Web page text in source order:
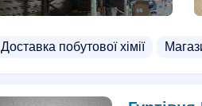
Доставка побутової хімії